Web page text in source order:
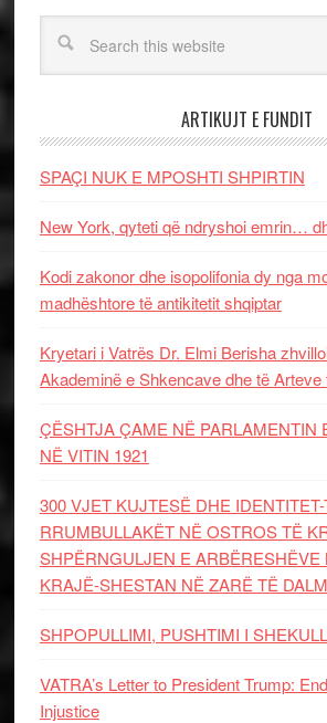
ARTIKUJT E FUNDIT
SPAÇI NUK E MPOSHTI SHPIRTIN
New York, qyteti që ndryshoi emrin…
Kodi zakonor dhe isopolifonia dy nga
madhështore të antikitetit shqiptar
Kryetari i Vatrës Dr. Elmi Berisha
Akademinë e Shkencave dhe të
ÇËSHTJA ÇAME NË PARLAMENTIN
NË VITIN 1921
300 VJET KUJTESË DHE
RRUMBULLAKËT NË OSTROS TË
SHPËRNGULJEN E ARBËRESHËVE
KRAJË-SHESTAN NË ZARË TË
SHPOPULLIMI, PUSHTIMI I
VATRA’s Letter to President Trump:
Injustice